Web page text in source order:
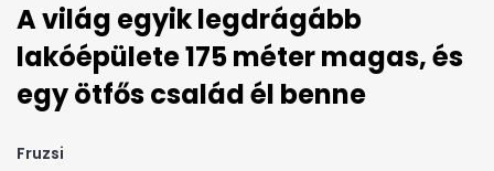
A világ egyik legdrágább
lakóépülete 175 méter magas, és
egy ötfős család él benne
Fruzsi